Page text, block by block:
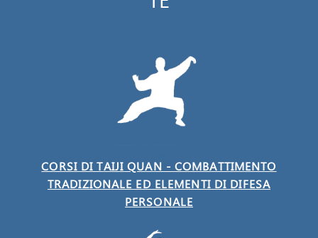
CORSI DI TAIJI QUAN - COMBATTIMENTO
TRADIZIONALE ED ELEMENTI DI DIFESA
PERSONALE